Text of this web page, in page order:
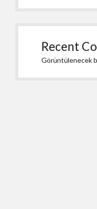
Recent
Görüntülenecek